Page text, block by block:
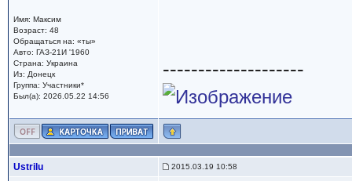
Имя: Максим
Возраст: 48
Обращаться на: «ты»
Авто: ГАЗ-21И '1960
Страна: Украина
Из: Донецк
Группа: Участники*
Был(а): 2026.05.22 14:56
--------------------
Ustrilu 2015.03.19 10:58